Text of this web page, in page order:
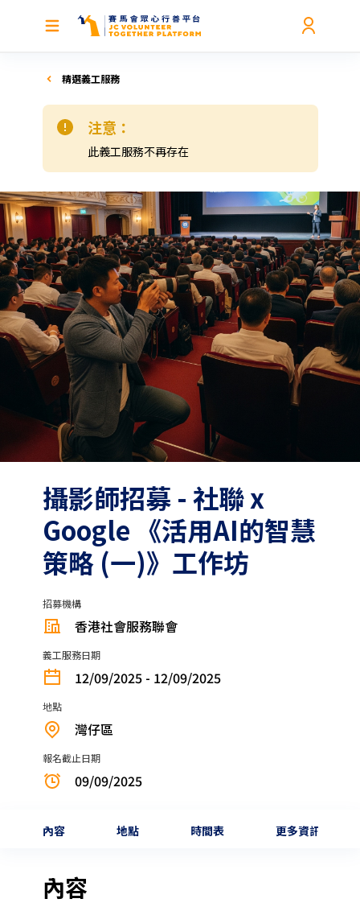
精選義工服務
注意：
此義工服務不再存在
攝影師招募 - 社聯 x
Google 《活用AI的智慧
策略 (一)》工作坊
招募機構
香港社會服務聯會
義工服務日期
12/09/2025 - 12/09/2025
地點
灣仔區
報名截止日期
09/09/2025
內容 地點 時間表 更多資訊
內容